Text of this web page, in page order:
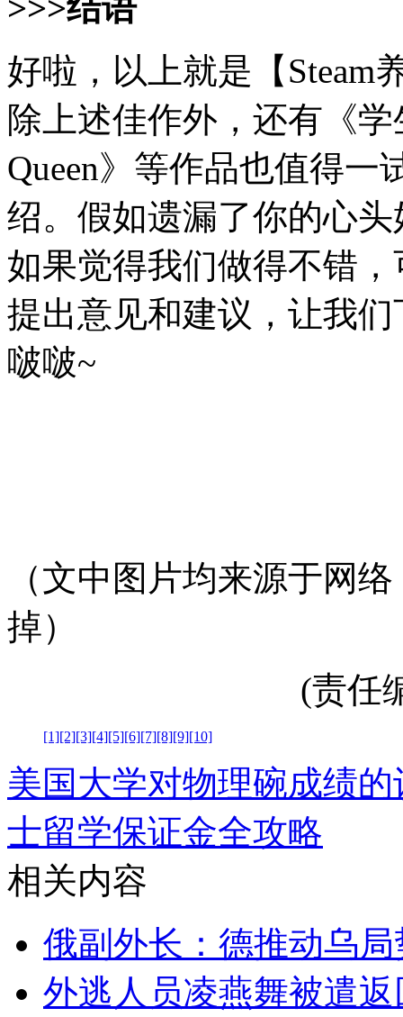
好啦，以上就是【Steam
除上述佳作外，还有《
Queen》等作品也值得
绍。假如遗漏了你的心
如果觉得我们做得不错
提出意见和建议，让我们
啵啵~
（文中图片均来源于网
掉）
(责任
[1][2][3][4][5][6][7][8][9][10]
美国大学对物理碗成绩
士留学保证金全攻略
相关内容
俄副外长：德推动乌
外逃人员凌燕舞被遣返